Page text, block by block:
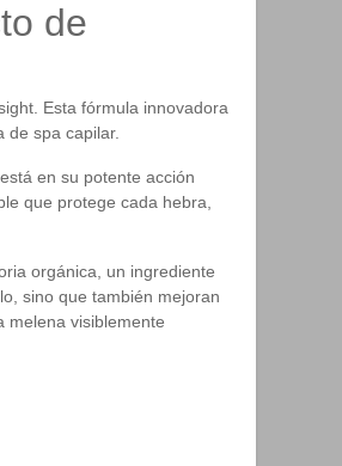
de
Esta fórmula innovadora
de spa capilar.
en su potente acción
que protege cada hebra,
orgánica, un ingrediente
sino que también mejoran
melena visiblemente